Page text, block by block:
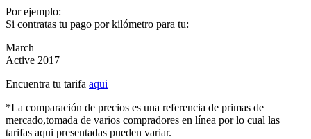
Por ejemplo:
Si contratas tu pago por kilómetro para tu:
March
Active 2017
Encuentra tu tarifa aqui
*La comparación de precios es una referencia de primas de
mercado,tomada de varios compradores en línea por lo cual las
tarifas aqui presentadas pueden variar.